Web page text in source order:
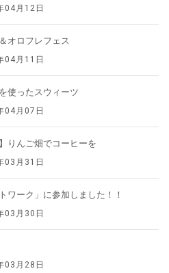
04月12日
オロフレフェス
04月11日
使ったスウィーツ
04月07日
りんご畑でコーヒーを
03月31日
ワーク」に参加しました！！
03月30日
03月28日